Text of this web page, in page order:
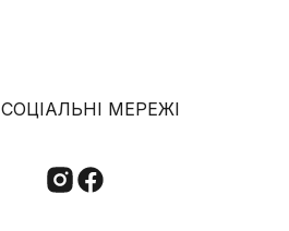
СОЦІАЛЬНІ МЕРЕЖІ